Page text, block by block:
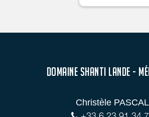
DOMAINE SHANTI LANDE -
Christèle PASCAL